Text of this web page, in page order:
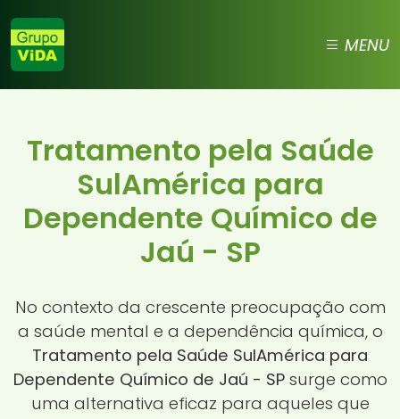
MENU
Tratamento pela Saúde
SulAmérica para
Dependente Químico de
Jaú - SP
No contexto da crescente preocupação com
a saúde mental e a dependência química, o
Tratamento pela Saúde SulAmérica para
Dependente Químico de Jaú - SPsurge como
uma alternativa eficaz para aqueles que